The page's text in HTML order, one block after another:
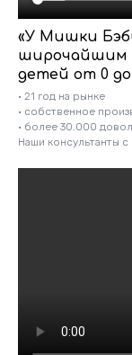
«У Мишки
широчайшим
детей от 0
• 21 год на рынке
• собственное
• более 30.000
Наши консультанты